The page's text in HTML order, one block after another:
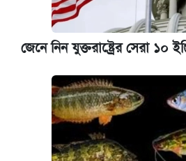
জেনে নিন যুক্তরাষ্ট্রের সেরা ১০